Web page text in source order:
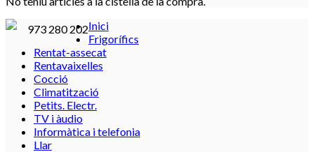
973 280 202Inici
Frigorífics
Rentat-assecat
Rentavaixelles
Cocció
Climatització
Petits. Electr.
TV i àudio
Informàtica i telefonia
Llar